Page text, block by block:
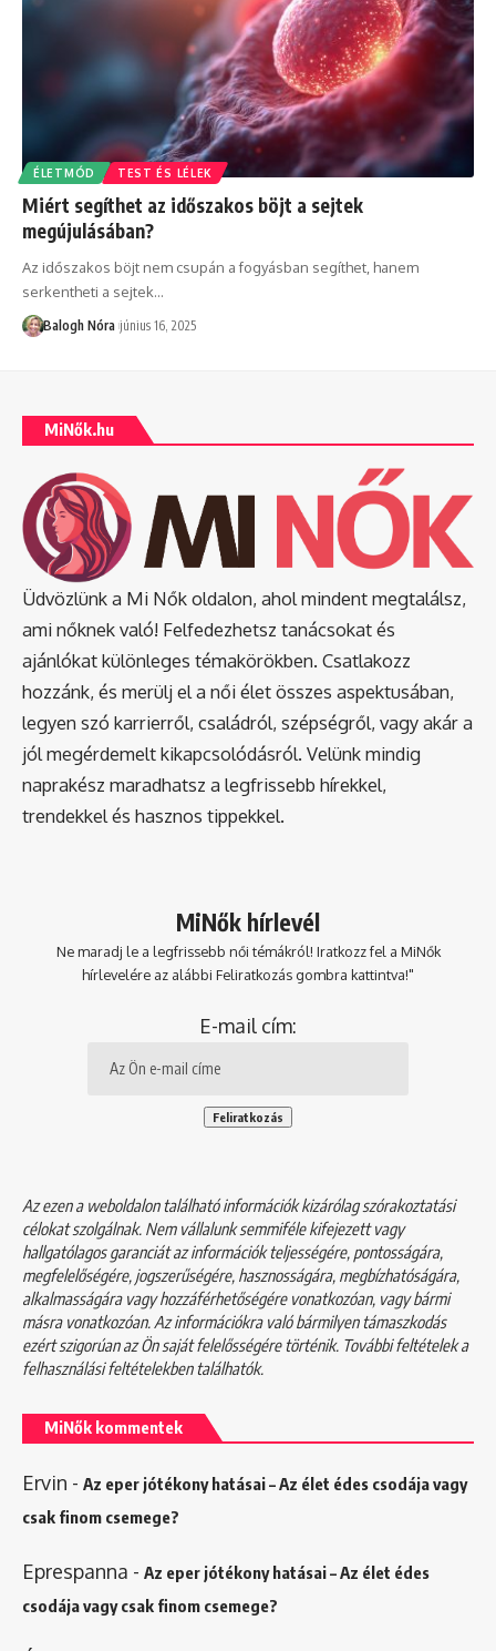
ÉLETMÓD TEST ÉS LÉLEK
Miért segíthet az időszakos böjt a sejtek
megújulásában?
Az időszakos böjt nem csupán a fogyásban segíthet, hanem
serkentheti a sejtek…
Balogh Nóra június 16, 2025
MiNők.hu
Üdvözlünk a Mi Nők oldalon, ahol mindent megtalálsz,
ami nőknek való! Felfedezhetsz tanácsokat és
ajánlókat különleges témakörökben. Csatlakozz
hozzánk, és merülj el a női élet összes aspektusában,
legyen szó karrierről, családról, szépségről, vagy akár a
jól megérdemelt kikapcsolódásról. Velünk mindig
naprakész maradhatsz a legfrissebb hírekkel,
trendekkel és hasznos tippekkel.
MiNők hírlevél
Ne maradj le a legfrissebb női témákról! Iratkozz fel a MiNők
hírlevelére az alábbi Feliratkozás gombra kattintva!"
E-mail cím:
Az ezen a weboldalon található információk kizárólag szórakoztatási
célokat szolgálnak. Nem vállalunk semmiféle kifejezett vagy
hallgatólagos garanciát az információk teljességére, pontosságára,
megfelelőségére, jogszerűségére, hasznosságára, megbízhatóságára,
alkalmasságára vagy hozzáférhetőségére vonatkozóan, vagy bármi
másra vonatkozóan. Az információkra való bármilyen támaszkodás
ezért szigorúan az Ön saját felelősségére történik. További feltételek a
felhasználási feltételekbentalálhatók.
MiNők kommentek
Ervin - Az eper jótékony hatásai – Az élet édes csodája vagy
csak finom csemege?
Eprespanna - Az eper jótékony hatásai – Az élet édes
csodája vagy csak finom csemege?